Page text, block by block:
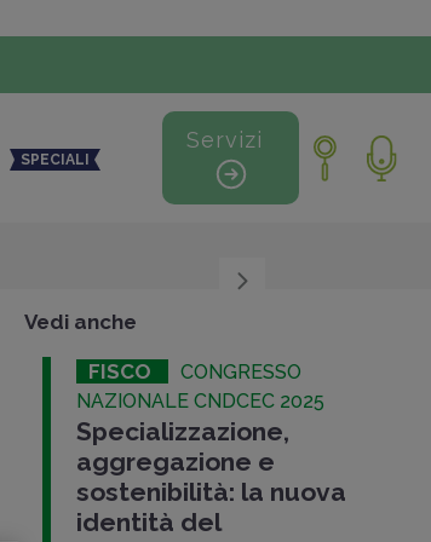
SPECIALI
Servizi
Vedi anche
FISCO
CONGRESSO
NAZIONALE CNDCEC 2025
Specializzazione,
aggregazione e
sostenibilità: la nuova
identità del